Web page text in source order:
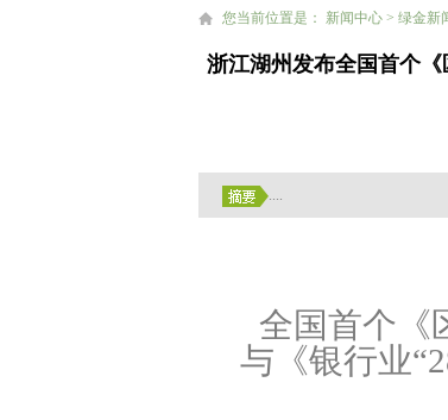
您当前位置是： 新闻中心 > 绿金新
浙江湖州发布全国首个《
....
全国首个《
与《银行业“